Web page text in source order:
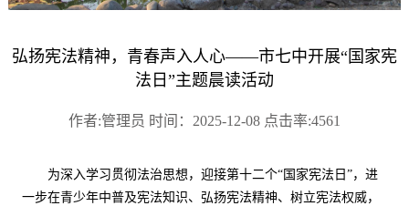
弘扬宪法精神，青春声入人心——市七中开展“国家宪
法日”主题晨读活动
作者:管理员 时间：2025-12-08 点击率:4561
为深入学习贯彻法治思想，迎接第十二个“国家宪法日”，进
一步在青少年中普及宪法知识、弘扬宪法精神、树立宪法权威，